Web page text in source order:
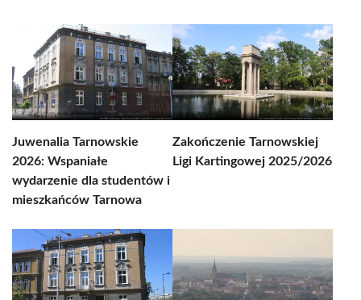
Juwenalia Tarnowskie
2026: Wspaniałe
wydarzenie dla studentów i
mieszkańców Tarnowa
Zakończenie Tarnowskiej
Ligi Kartingowej 2025/2026